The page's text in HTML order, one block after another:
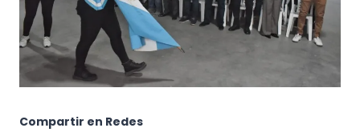
Compartir en Redes